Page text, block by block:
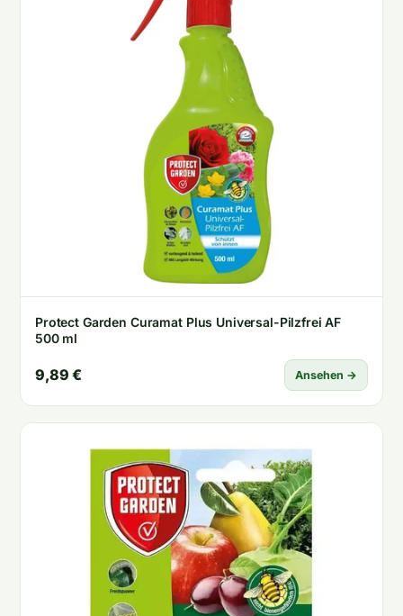
Protect Garden Curamat Plus Universal-Pilzfrei AF
500 ml
9,89 € Ansehen →